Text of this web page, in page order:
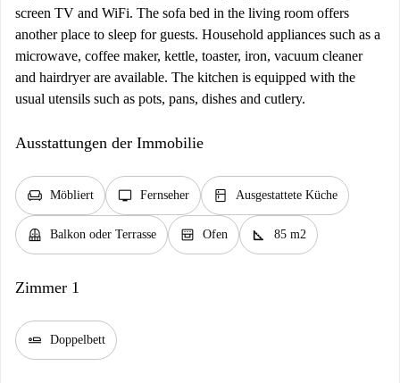
screen TV and WiFi. The sofa bed in the living room offers
another place to sleep for guests. Household appliances such as a
microwave, coffee maker, kettle, toaster, iron, vacuum cleaner
and hairdryer are available. The kitchen is equipped with the
usual utensils such as pots, pans, dishes and cutlery.
Ausstattungen der Immobilie
chair Möbliert tv Fernseher kitchen Ausgestattete Küche
balcony Balkon oder Terrasse oven_gen Ofen square_foot 85 m2
Zimmer 1
airline_seat_flat Doppelbett